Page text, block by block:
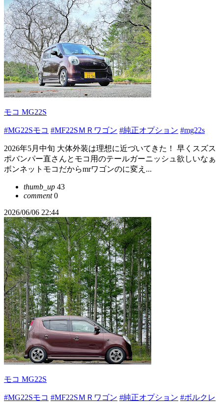
モコ MG22S
#MG22Sモコ #MF22SＭＲワゴン #純正オプション #mg22s
2026年5月中旬 大体外装は理想に近づいてきた！ 早くスズス
ポバンパー直さんとモコ用のテールガーニッシュ欲しいなぁ
ボンネットモコだからmrワゴンのに変え...
thumb_up 43
comment0
2026/06/06 22:44
モコ MG22S
#MG22Sモコ #MF22SＭＲワゴン #純正オプション #ボルクレ